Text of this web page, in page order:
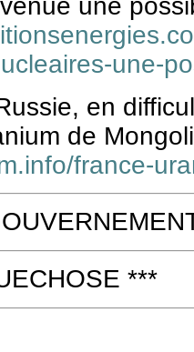
une
une-
en
de
france-
***